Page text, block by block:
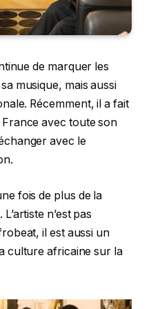
de marquer les
musique, mais aussi
Récemment, il a fait
avec toute son
avec le
fois de plus de la
n’est pas
il est aussi un
culture africaine sur la